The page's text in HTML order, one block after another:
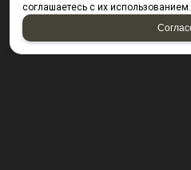
соглашаетесь с их использованием.